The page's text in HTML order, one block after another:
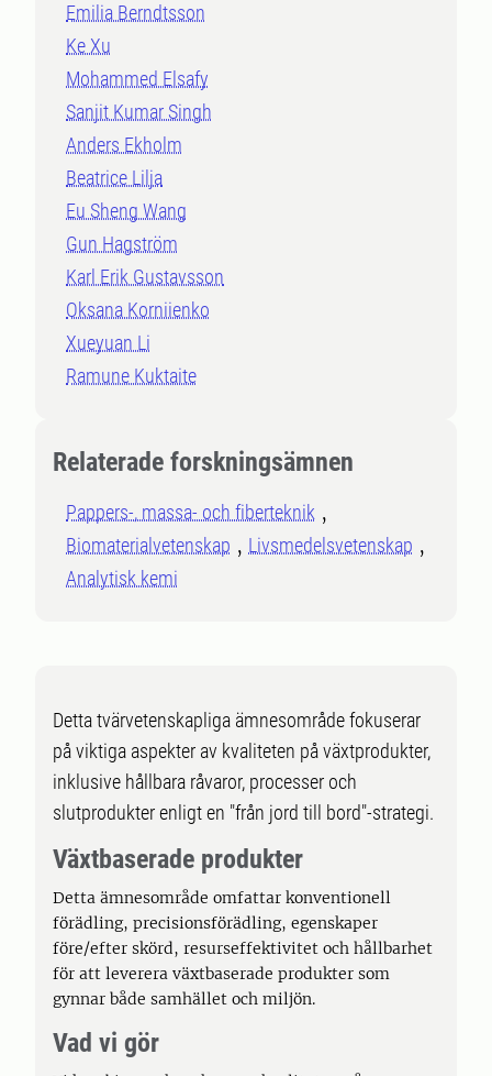
Emilia Berndtsson
Ke Xu
Mohammed Elsafy
Sanjit Kumar Singh
Anders Ekholm
Beatrice Lilja
Eu Sheng Wang
Gun Hagström
Karl Erik Gustavsson
Oksana Korniienko
Xueyuan Li
Ramune Kuktaite
Relaterade forskningsämnen
Pappers-, massa- och fiberteknik
Biomaterialvetenskap
Livsmedelsvetenskap
Analytisk kemi
Detta tvärvetenskapliga ämnesområde fokuserar
på viktiga aspekter av kvaliteten på växtprodukter,
inklusive hållbara råvaror, processer och
slutprodukter enligt en "från jord till bord"-strategi.
Växtbaserade produkter
Detta ämnesområde omfattar konventionell
förädling, precisionsförädling, egenskaper
före/efter skörd, resurseffektivitet och hållbarhet
för att leverera växtbaserade produkter som
gynnar både samhället och miljön.
Vad vi gör